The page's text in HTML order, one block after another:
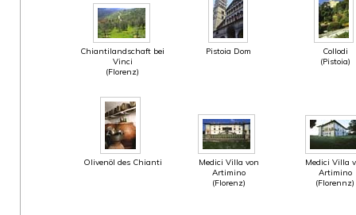
Chiantilandschaft bei
Vinci
(Florenz)
Pistoia Dom
Collodi
(Pistoia)
Olivenöl des Chianti
Medici Villa von
Artimino
(Florenz)
Medici Villa
Artimino
(Florennz)